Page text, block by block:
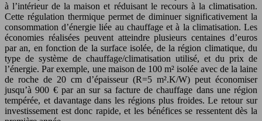
à l’intérieur de la maison et réduisant le recours à la climatisation.
Cette régulation thermique permet de diminuer significativement la
consommation d’énergie liée au chauffage et à la climatisation. Les
économies réalisées peuvent atteindre plusieurs centaines d’euros
par an, en fonction de la surface isolée, de la région climatique, du
type de système de chauffage/climatisation utilisé, et du prix de
l’énergie. Par exemple, une maison de 100 m² isolée avec de la laine
de roche de 20 cm d’épaisseur (R=5 m².K/W) peut économiser
jusqu’à 900 € par an sur sa facture de chauffage dans une région
tempérée, et davantage dans les régions plus froides. Le retour sur
investissement est donc rapide, et les bénéfices se ressentent dès la